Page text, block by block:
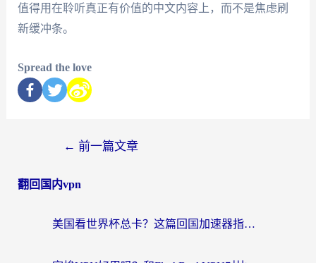
值得用在聆听真正有价值的中文内容上，而不是焦虑刷
新缓冲条。
Spread the love
← 前一篇文章
翻回国内vpn
美国看世界杯总卡？这篇回国加速器指南帮你无缝刷国内资源（附苹果手机VPN设置步骤）